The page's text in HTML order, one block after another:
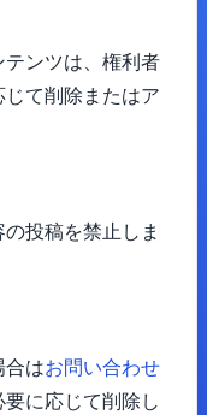
ンツは、権利者
て削除またはア
投稿を禁止しま
合はお問い合わせ
に応じて削除し